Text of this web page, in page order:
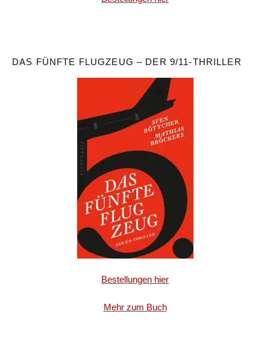
DAS FÜNFTE FLUGZEUG – DER 9/11-THRILLER
Bestellungen hier
Mehr zum Buch